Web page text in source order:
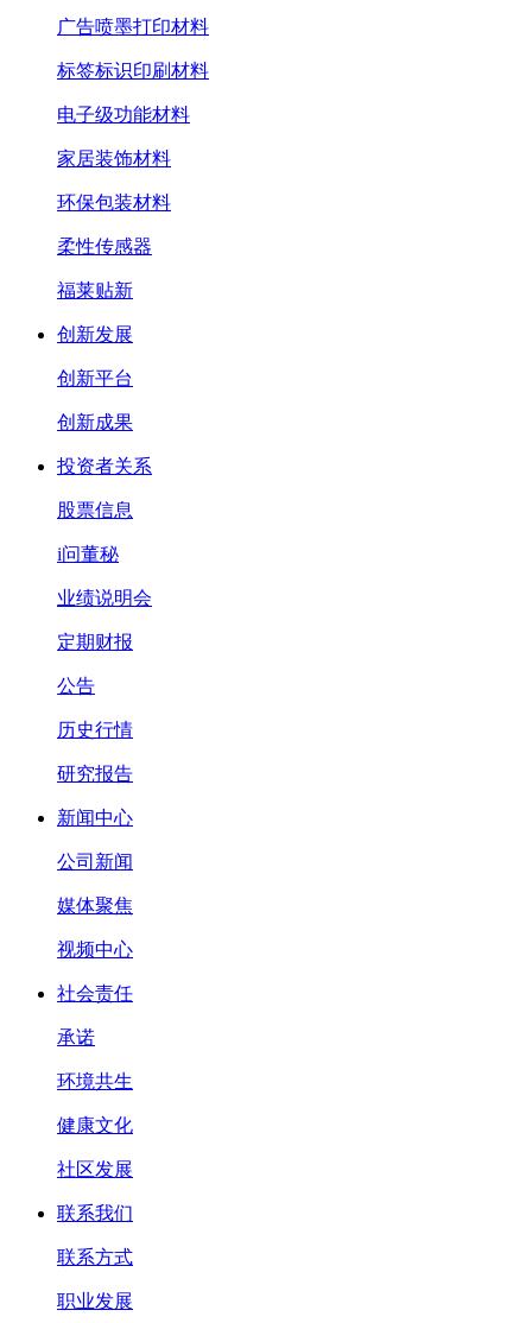
广告喷墨打印材料
标签标识印刷材料
电子级功能材料
家居装饰材料
环保包装材料
柔性传感器
福莱贴新
创新发展
创新平台
创新成果
投资者关系
股票信息
i问董秘
业绩说明会
定期财报
公告
历史行情
研究报告
新闻中心
公司新闻
媒体聚焦
视频中心
社会责任
承诺
环境共生
健康文化
社区发展
联系我们
联系方式
职业发展